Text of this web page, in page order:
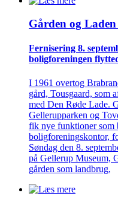
Gården og
Fernisering 8.
bolig­foreningen
I 1961 overtog
gård, Tousgaard, som
med Den Røde Lade.
Gellerupparken og
fik nye funktioner som
boligforeningskontor,
Søndag den 8.
på Gellerup Museum,
gården som landbrug,